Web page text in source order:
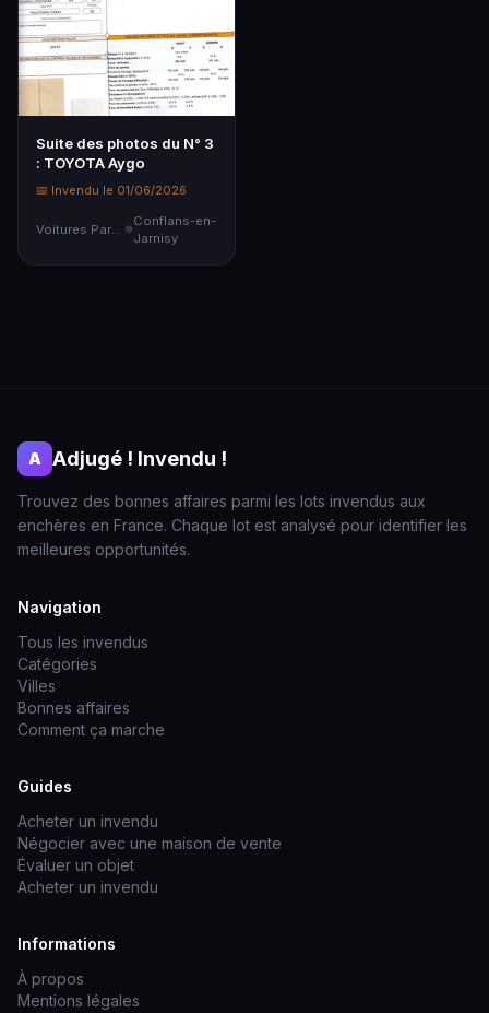
Suite des photos du N° 3
: TOYOTA Aygo
📅 Invendu le 01/06/2026
Voitures Particulières
Conflans-en-
Jarnisy
A Adjugé ! Invendu !
Trouvez des bonnes affaires parmi les lots invendus aux
enchères en France. Chaque lot est analysé pour identifier les
meilleures opportunités.
Navigation
Tous les invendus
Catégories
Villes
Bonnes affaires
Comment ça marche
Guides
Acheter un invendu
Négocier avec une maison de vente
Évaluer un objet
Acheter un invendu
Informations
À propos
Mentions légales